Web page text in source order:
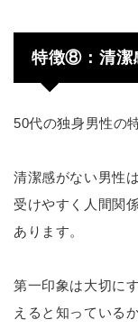
特徴⑧：清潔
50代の独身男性の
清潔感がない男性
受けやすく人間関
あります。
第一印象は大切に
えると知っている